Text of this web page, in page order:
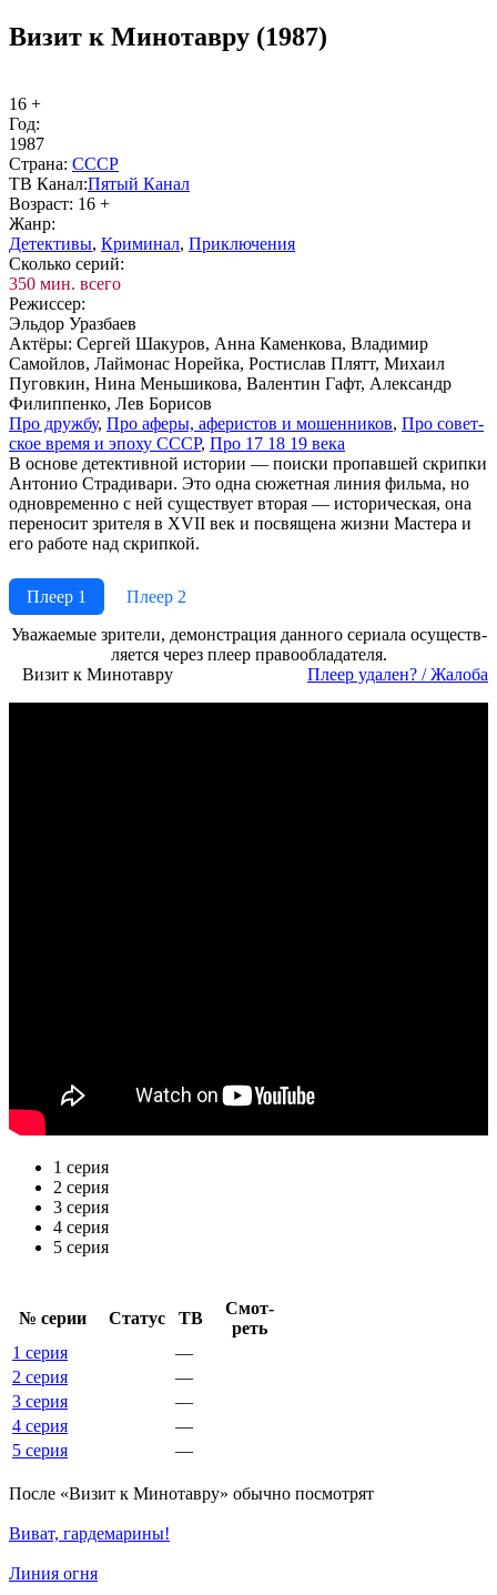
Визит к Минотавру (1987)
16 +
Год:
1987
Стра­на: СССР
ТВ Ка­нал:Пя­тый Ка­нал
Воз­раст: 16 +
Жанр:
Де­тек­ти­вы, Кри­ми­нал, При­клю­че­ния
Сколь­ко се­рий:
350 мин. всего
Ре­жис­сер:
Эльдор Уразбаев
Ак­тё­ры: Сергей Шакуров, Анна Каменкова, Владимир
Самойлов, Лаймонас Норейка, Ростислав Плятт, Михаил
Пуговкин, Нина Меньшикова, Валентин Гафт, Александр
Филиппенко, Лев Борисов
Про друж­бу, Про афе­ры, афе­ри­стов и мо­шен­ни­ков, Про со­вет­
ское вре­мя и эпо­ху СССР, Про 17 18 19 ве­ка
В основе детективной истории — поиски пропавшей скрипки
Антонио Страдивари. Это одна сюжетная линия фильма, но
одновременно с ней существует вторая — историческая, она
переносит зрителя в XVII век и посвящена жизни Мастера и
его работе над скрипкой.
Плеер 1
Плеер 2
Ува­жае­мые зри­те­ли, де­мон­ст­ра­ция дан­но­го се­риа­ла осу­ще­ст­в­
ля­ет­ся че­рез пле­ер пра­во­об­ла­да­те­ля.
Визит к Минотавру
Пле­ер уда­лен? / Жа­ло­ба
1 серия
2 серия
3 серия
4 серия
5 серия
№ се­рии Ста­тус ТВ
Смот­
реть
1 серия
—
2 серия
—
3 серия
—
4 серия
—
5 серия
—
По­сле «Визит к Минотавру» обыч­но по­смот­рят
Виват, гардемарины!
Линия огня